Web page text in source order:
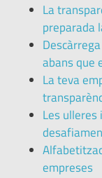
La
preparada
abans que
La teva
Les ulleres
empreses